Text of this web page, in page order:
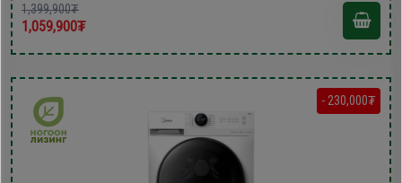
1,399,900₮
1,059,900₮
- 230,000₮